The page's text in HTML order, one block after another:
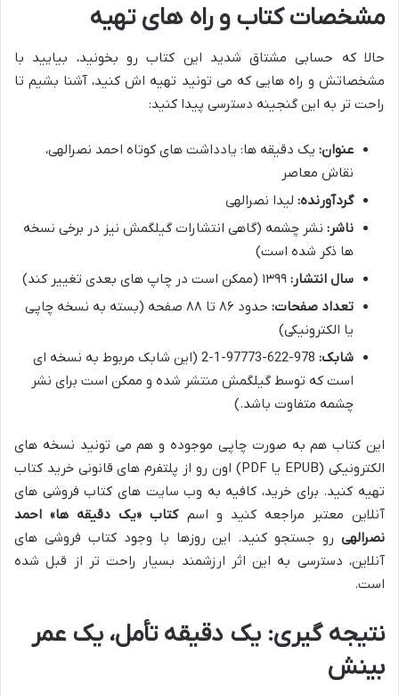
مشخصات کتاب و راه های تهیه
حالا که حسابی مشتاق شدید این کتاب رو بخونید، بیایید با
مشخصاتش و راه هایی که می تونید تهیه اش کنید، آشنا بشیم تا
راحت تر به این گنجینه دسترسی پیدا کنید:
عنوان: یک دقیقه ها: یادداشت های کوتاه احمد نصرالهی،
نقاش معاصر
گردآورنده: لیدا نصرالهی
ناشر: نشر چشمه (گاهی انتشارات گیلگمش نیز در برخی نسخه
ها ذکر شده است)
سال انتشار:
تعداد صفحات:
حدود ۸۶ تا ۸۸ صفحه (بسته به نسخه چاپی
یا الکترونیکی)
شابک:
978-622-97773-1-2 (این شابک مربوط به نسخه ای
است که توسط گیلگمش منتشر شده و ممکن است برای نشر
چشمه متفاوت باشد.)
این کتاب هم به صورت چاپی موجوده و هم می تونید نسخه های
الکترونیکی (EPUB یا PDF) اون رو از پلتفرم های قانونی خرید کتاب
تهیه کنید. برای خرید، کافیه به وب سایت های کتاب فروشی های
آنلاین معتبر مراجعه کنید و اسمکتاب «یک دقیقه ها» احمد
نصرالهی رو جستجو کنید. این روزها با وجود کتاب فروشی های
آنلاین، دسترسی به این اثر ارزشمند بسیار راحت تر از قبل شده
است.
نتیجه گیری: یک دقیقه تأمل، یک عمر
بینش